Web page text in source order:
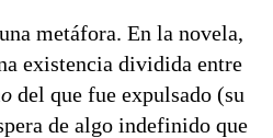
metáfora. En la novela,
existencia dividida entre
del que fue expulsado (su
de algo indefinido que